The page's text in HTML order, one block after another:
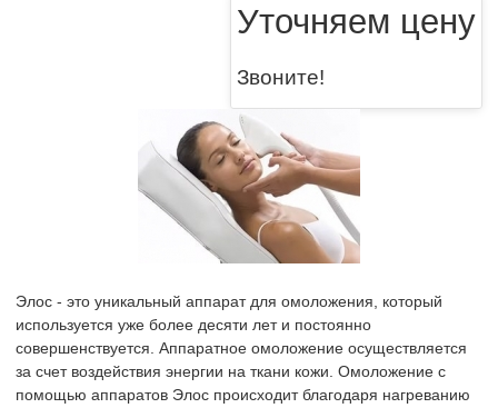
Уточняем цену
Звоните!
Элос - это уникальный аппарат для омоложения, который
используется уже более десяти лет и постоянно
совершенствуется. Аппаратное омоложение осуществляется
за счет воздействия энергии на ткани кожи. Омоложение с
помощью аппаратов Элос происходит благодаря нагреванию